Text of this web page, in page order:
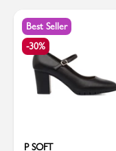
Best Seller
-30%
P SOFT